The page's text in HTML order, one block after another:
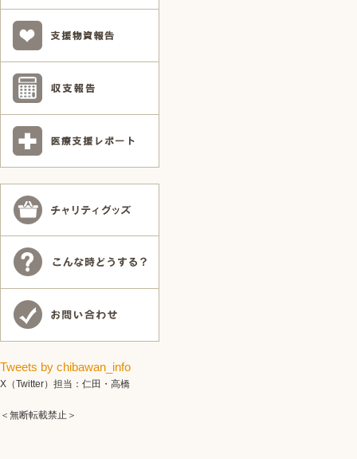
Tweets by chibawan_info
X（Twitter）担当：仁田・高橋
＜無断転載禁止＞